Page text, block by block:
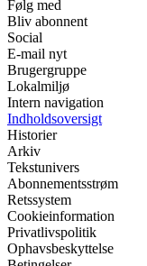
Følg med
Bliv abonnent
Social
E-mail nyt
Brugergruppe
Lokalmiljø
Intern navigation
Indholdsoversigt
Historier
Arkiv
Tekstunivers
Abonnementsstrøm
Retssystem
Cookieinformation
Privatlivspolitik
Ophavsbeskyttelse